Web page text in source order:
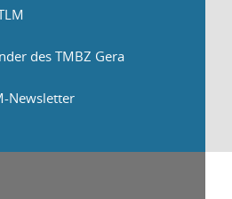
des TMBZ Gera
Newsletter